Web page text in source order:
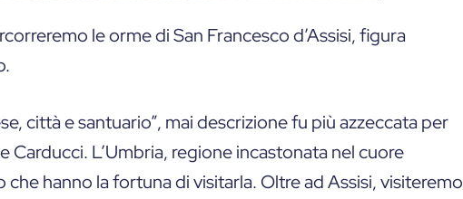
le orme di San Francesco d’Assisi, figura
città e santuario”, mai descrizione fu più azzeccata per
Carducci. L’Umbria, regione incastonata nel cuore
hanno la fortuna di visitarla. Oltre ad Assisi, visiteremo